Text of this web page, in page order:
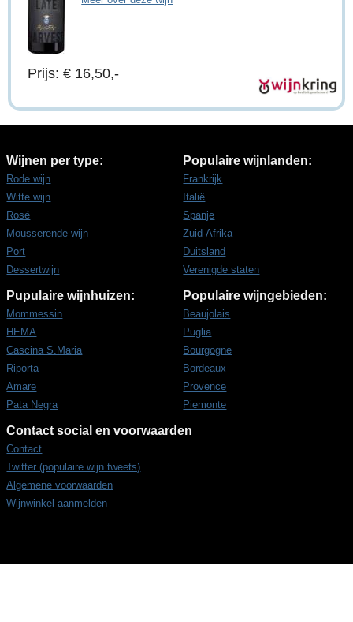
Prijs: € 16,50,-
Wijnen per type:
Rode wijn
Witte wijn
Rosé
Mousserende wijn
Port
Dessertwijn
Populaire wijnlanden:
Frankrijk
Italië
Spanje
Zuid-Afrika
Duitsland
Verenigde staten
Pupulaire wijnhuizen:
Mommessin
HEMA
Cascina S.Maria
Riporta
Amare
Pata Negra
Populaire wijngebieden:
Beaujolais
Puglia
Bourgogne
Bordeaux
Provence
Piemonte
Contact social en voorwaarden
Contact
Twitter (populaire wijn tweets)
Algemene voorwaarden
Wijnwinkel aanmelden